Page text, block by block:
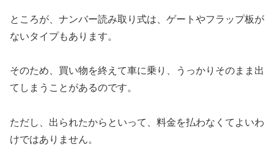
ところが、ナンバー読み取り式は、ゲートやフラップ板が
ないタイプもあります。
そのため、買い物を終えて車に乗り、うっかりそのまま出
てしまうことがあるのです。
ただし、出られたからといって、料金を払わなくてよいわ
けではありません。